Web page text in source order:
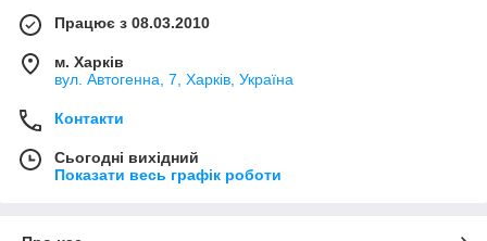
Працює з 08.03.2010
м. Харків
вул. Автогенна, 7, Харків, Україна
Контакти
Сьогодні вихідний
Показати весь графік роботи